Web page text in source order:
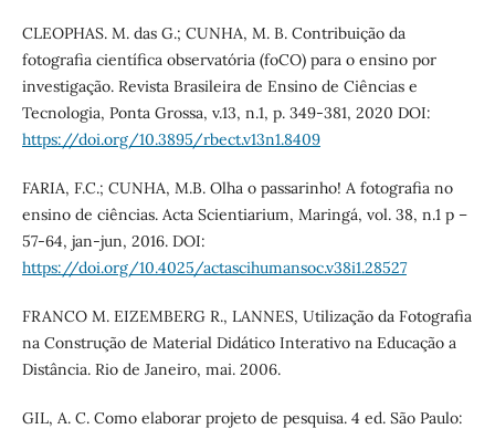
CLEOPHAS. M. das G.; CUNHA, M. B. Contribuição da
fotografia científica observatória (foCO) para o ensino por
investigação. Revista Brasileira de Ensino de Ciências e
Tecnologia, Ponta Grossa, v.13, n.1, p. 349-381, 2020 DOI:
https://doi.org/10.3895/rbect.v13n1.8409
FARIA, F.C.; CUNHA, M.B. Olha o passarinho! A fotografia no
ensino de ciências. Acta Scientiarium, Maringá, vol. 38, n.1 p –
57-64, jan-jun, 2016. DOI:
https://doi.org/10.4025/actascihumansoc.v38i1.28527
FRANCO M. EIZEMBERG R., LANNES, Utilização da Fotografia
na Construção de Material Didático Interativo na Educação a
Distância. Rio de Janeiro, mai. 2006.
GIL, A. C. Como elaborar projeto de pesquisa. 4 ed. São Paulo: